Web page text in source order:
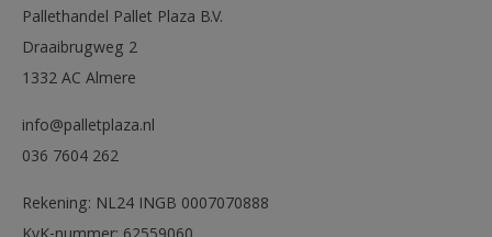
Pallethandel Pallet Plaza B.V.
Draaibrugweg 2
1332 AC Almere
info@palletplaza.nl
036 7604 262
Rekening: NL24 INGB 0007070888